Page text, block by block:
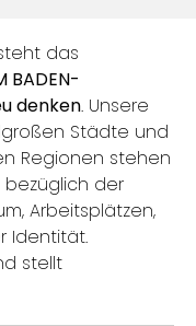
das
BADEN-
denken. Unsere
Städte und
Regionen stehen
der
Arbeitsplätzen,
Identität.
stellt